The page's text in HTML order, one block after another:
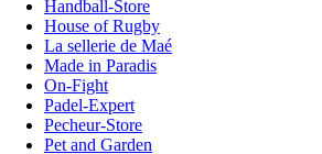
Handball-Store
House of Rugby
La sellerie de Maé
Made in Paradis
On-Fight
Padel-Expert
Pecheur-Store
Pet and Garden